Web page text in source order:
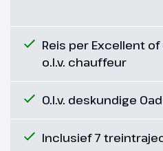
Dag 6
Kyle Line,
Reis per Excellent
o.l.v. chauffeur
O.l.v. deskundige
Inclusief 7